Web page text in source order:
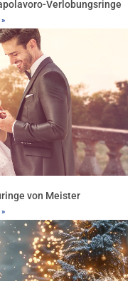
Verlobungsringe
von Meister